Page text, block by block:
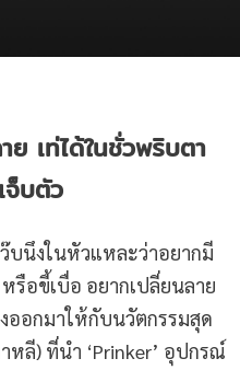
เท่ได้ในชั่วพริบตา
จ็บตัว
บนึงในหัวแหละว่าอยากมี
รือขี้เบื่อ อยากเปลี่ยนลาย
ออกมาให้กับนวัตกรรมสุด
หลี) ที่นำ ‘Prinker’ อุปกรณ์